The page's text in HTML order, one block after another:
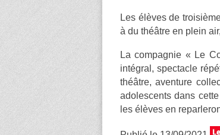
Les élèves de
à du théâtre en plein
La compagnie « Le
intégral, spectacle
théâtre, aventure
adolescents dans
les élèves en